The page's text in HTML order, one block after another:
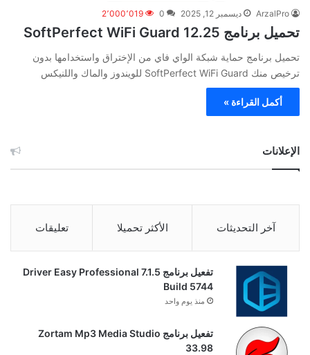
ArzalPro ديسمبر 12, 2025 0 2٬000٬019
تحميل برنامج SoftPerfect WiFi Guard 12.25
تحميل برنامج حماية شبكة الواي فاي من الإختراق واستخدامها بدون
ترخيص منك SoftPerfect WiFi Guard للويندوز والماك واللنيكس
أكمل القراءة »
الإعلانات
آخر التحديثات الأكثر تحميلا تعليقات
تفعيل برنامج Driver Easy Professional 7.1.5
Build 5744
منذ يوم واحد
تفعيل برنامج Zortam Mp3 Media Studio
33.98